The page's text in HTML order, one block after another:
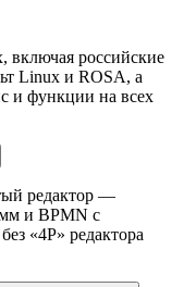
включая российские
Linux и ROSA, а
и функции на всех
редактор —
и BPMN с
«4Р» редактора